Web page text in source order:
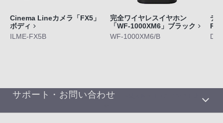
Cinema Lineカメラ「FX5」
ボディ
ILME-FX5B
完全ワイヤレスイヤホン
「WF-1000XM6」ブラック
WF-1000XM6/B
デ
サポート・お問い合わせ